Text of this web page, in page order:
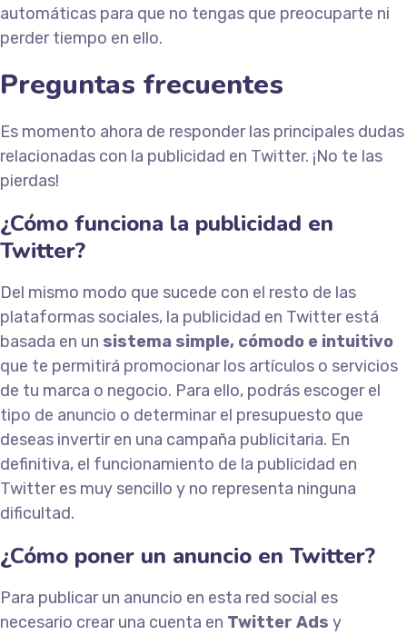
automáticas para que no tengas que preocuparte ni
perder tiempo en ello.
Preguntas frecuentes
Es momento ahora de responder las principales dudas
relacionadas con la publicidad en Twitter. ¡No te las
pierdas!
¿Cómo funciona la publicidad en
Twitter?
Del mismo modo que sucede con el resto de las
plataformas sociales, la publicidad en Twitter está
basada en un sistema simple, cómodo e intuitivo
que te permitirá promocionar los artículos o servicios
de tu marca o negocio. Para ello, podrás escoger el
tipo de anuncio o determinar el presupuesto que
deseas invertir en una campaña publicitaria. En
definitiva, el funcionamiento de la publicidad en
Twitter es muy sencillo y no representa ninguna
dificultad.
¿Cómo poner un anuncio en Twitter?
Para publicar un anuncio en esta red social es
necesario crear una cuenta en Twitter Ads y